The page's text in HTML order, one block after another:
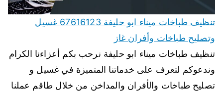
تنظيف طباخات ميناء ابو حليفة 67616123 غسيل
وتصليح طباخات وأفران غاز
تنظيف طباخات ميناء ابو حليفة نرحب بكم أعزاءنا الكرام
وندعوكم لتعرف على خدماتنا المتميزة في غسيل و
تصليح طباخات والأفران والمداخن من خلال طاقم عملنا